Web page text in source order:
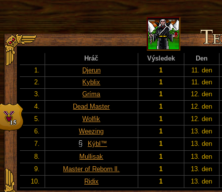
Hráč Výsledek
Den
1.
Djerun 1
11. den
2.
Kyblix 1
11. den
3.
Gríma 1
12. den
4.
Dead Master 1
12. den
5.
Wolfik 1
12. den
6.
Weezing 1
13. den
7.
Kýbl™ 1
13. den
8.
Mullisak 1
13. den
9.
Master of Reborn ll. 1
13. den
10.
Ridix 1 13. den